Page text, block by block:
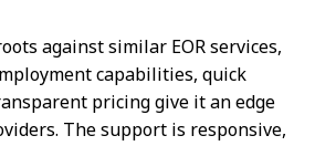
against similar EOR services,
capabilities, quick
pricing give it an edge
The support is responsive,